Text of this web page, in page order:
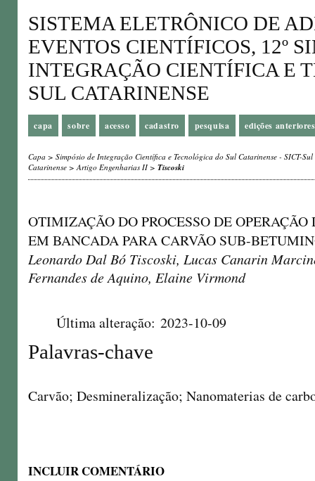
SISTEMA ELETRÔNICO DE
EVENTOS CIENTÍFICOS, 12º
INTEGRAÇÃO CIENTÍFICA E
SUL CATARINENSE
capa sobre acesso cadastro pesquisa edições anteriores
Capa > Simpósio de Integração Científica e Tecnológica do Sul Catarinense - SICT-Sul
Catarinense >Artigo Engenharias II > Tiscoski
OTIMIZAÇÃO DO PROCESSO DE
EM BANCADA PARA CARVÃO SUB-
Leonardo Dal Bó Tiscoski, Lucas Canarin
Fernandes de Aquino, Elaine Virmond
Última alteração: 2023-10-09
Palavras-chave
Carvão; Desmineralização; Nanomaterias de
INCLUIR COMENTÁRIO